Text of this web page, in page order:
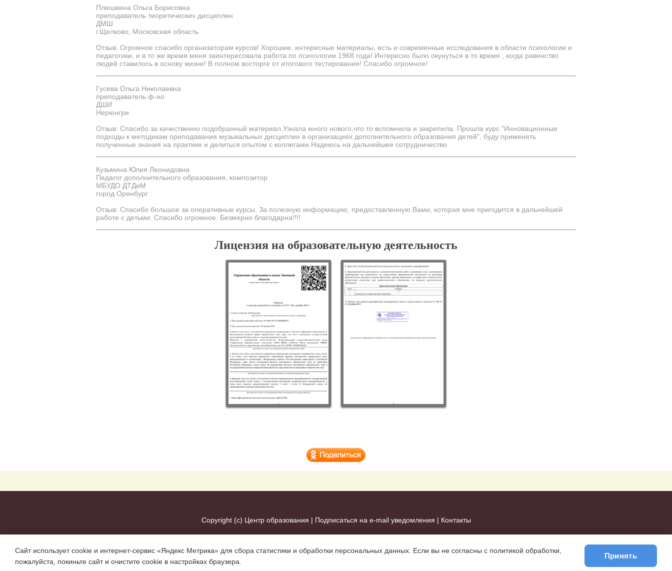
Плюшкина Ольга Борисовна
преподаватель теоретических дисциплин
ДМШ
г.Щелково, Московская область
Отзыв: Огромное спасибо организаторам курсов! Хорошие, интересные материалы, есть и современные исследования в области психологии и
педагогики, и в то же время меня заинтересовала работа по психологии 1968 года! Интересно было окунуться в то время , когда равенство
людей ставилось в основу жизни! В полном восторге от итогового тестирования! Спасибо огромное!
Гусева Ольга Николаевна
преподаватель ф-но
ДШИ
Нерюнгри
Отзыв: Спасибо за качественно подобранный материал.Узнала много нового,что то вспомнила и закрепила. Прошла курс "Инновационные
подходы к методикам преподавания музыкальных дисциплин в организациях дополнительного образования детей", буду применять
полученные знания на практике и делиться опытом с коллегами.Надеюсь на дальнейшее сотрудничество.
Кузьмина Юлия Леонидовна
Педагог дополнительного образования, композитор
МБУДО ДТДиМ
город Оренбург
Отзыв: Спасибо большое за оперативные курсы. За полезную информацию, предоставленную Вами, которая мне пригодится в дальнейшей
работе с детьми. Спасибо огромное. Безмерно благодарна!!!!
Лицензия на образовательную деятельность
Copyright (c) Центр образования | Подписаться на e-mail уведомления | Контакты
Сайт использует cookie и интернет-сервис «Яндекс Метрика» для сбора статистики и обработки персональных данных. Если вы не согласны с политикой обработки,
пожалуйста, покиньте сайт и очистите cookie в настройках браузера.
Принять